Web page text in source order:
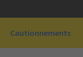
Cautionnements